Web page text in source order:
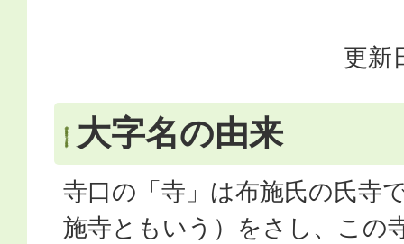
更新
大字名の由来
寺口の「寺」は布施氏の氏寺
施寺ともいう）をさし、この